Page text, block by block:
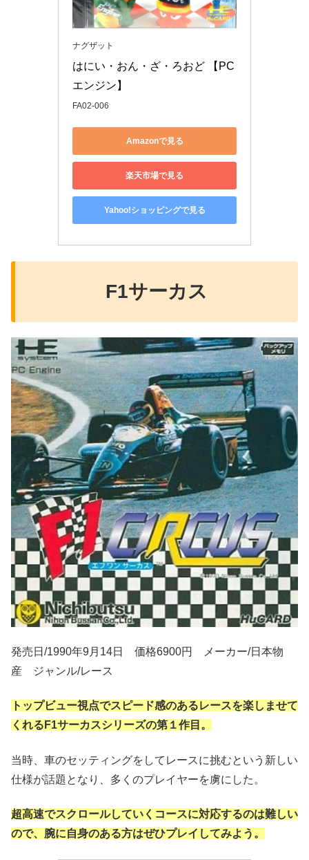
ナグザット
はにい・おん・ざ・ろおど 【PC
エンジン】
FA02-006
Amazonで見る
楽天市場で見る
Yahoo!ショッピングで見る
F1サーカス
発売日/1990年9月14日 価格6900円 メーカー/日本物
産 ジャンル/レース
トップビュー視点でスピード感のあるレースを楽しませて
くれるF1サーカスシリーズの第１作目。
当時、車のセッティングをしてレースに挑むという新しい
仕様が話題となり、多くのプレイヤーを虜にした。
超高速でスクロールしていくコースに対応するのは難しい
ので、腕に自身のある方はぜひプレイしてみよう。